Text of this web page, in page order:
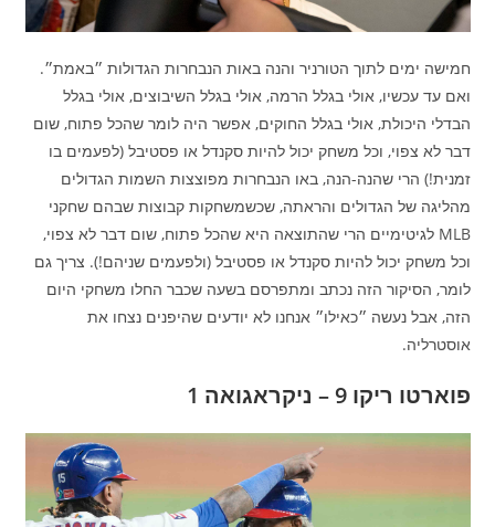
חמישה ימים לתוך הטורניר והנה באות הנבחרות הגדולות ״באמת״.
ואם עד עכשיו, אולי בגלל הרמה, אולי בגלל השיבוצים, אולי בגלל
הבדלי היכולת, אולי בגלל החוקים, אפשר היה לומר שהכל פתוח, שום
דבר לא צפוי, וכל משחק יכול להיות סקנדל או פסטיבל (לפעמים בו
זמנית!) הרי שהנה-הנה, באו הנבחרות מפוצצות השמות הגדולים
מהליגה של הגדולים והראתה, שכשמשחקות קבוצות שבהם שחקני
MLB לגיטימיים הרי שהתוצאה היא שהכל פתוח, שום דבר לא צפוי,
וכל משחק יכול להיות סקנדל או פסטיבל (ולפעמים שניהם!). צריך גם
לומר, הסיקור הזה נכתב ומתפרסם בשעה שכבר החלו משחקי היום
הזה, אבל נעשה ״כאילו״ אנחנו לא יודעים שהיפנים נצחו את
אוסטרליה.
פוארטו ריקו 9 – ניקראגואה 1